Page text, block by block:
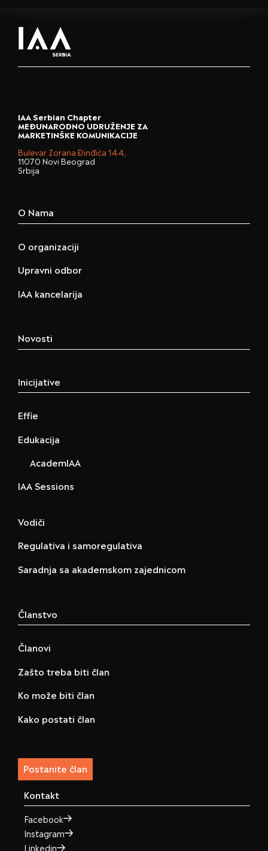
IAA Serbian Chapter
MEĐUNARODNO UDRUŽENJE ZA
MARKETINŠKE KOMUNIKACIJE
Bulevar Zorana Đinđića 144,
11070 Novi Beograd
Srbija
O Nama
O organizaciji
Upravni odbor
IAA kancelarija
Novosti
Inicijative
Effie
Edukacija
AcademIAA
IAA Sessions
Vodiči
Regulativa i samoregulativa
Saradnja sa akademskom zajednicom
Članstvo
Članovi
Zašto treba biti član
Ko može biti član
Kako postati član
Postanite član
Kontakt
Facebook
Instagram
Linkedin